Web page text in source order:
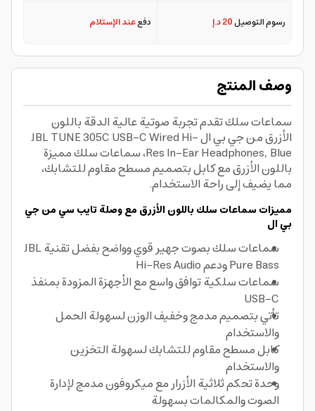
رسوم التوصيل20 د.إ دفععند الإستلام
وصف المنتج
سماعات سلك تقدم تجربة صوتية عالية الدقة باللون
الأزرق من جي بي ال JBL TUNE 305C USB-C Wired Hi-
Res In-Ear Headphones, Blue، سماعات سلك مميزة
باللون الأزرق مع كابل بتصميم مسطح مقاوم للتشابك،
مما يضيف إلى راحة الاستخدام.
مميزات سماعات سلك باللون الأزرق مع وصلة تايب سي من جي
بي ال
سماعات سلك بصوت جهير قوي وواضح بفضل تقنية JBL
Pure Bass ودعم Hi-Res Audio
سماعات سلكية توافق واسع مع الأجهزة المزودة بمنفذ
USB-C
تأتي بتصميم مدمج وخفيف الوزن لسهولة الحمل
والاستخدام
كابل مسطح مقاوم للتشابك لسهولة التخزين
والاستخدام
وحدة تحكم ثلاثية الأزرار مع ميكروفون مدمج لإدارة
الصوت والمكالمات بسهولة